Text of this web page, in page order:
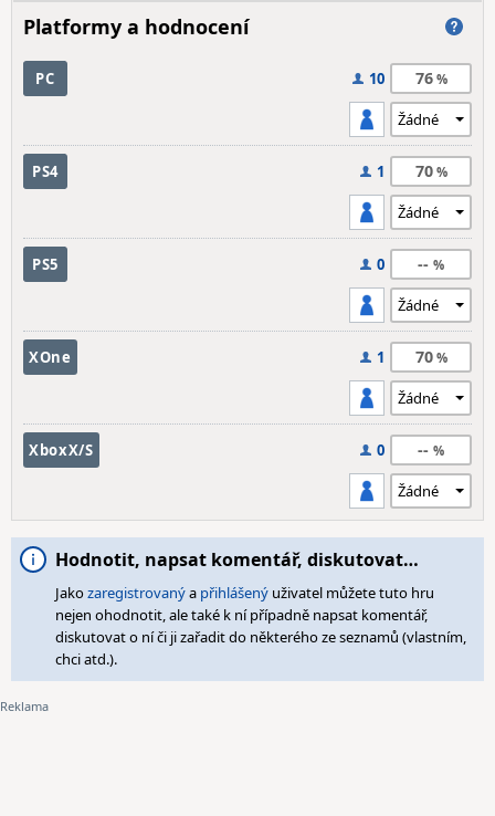
Platformy a hodnocení
PC 10 76
PS4 1 70
PS5 0 --
XOne 1 70
XboxX/S 0 --
Hodnotit, napsat komentář, diskutovat…
Jakozaregistrovanýa přihlášený uživatel můžete tuto hru
nejen ohodnotit, ale také k ní případně napsat komentář,
diskutovat o ní či ji zařadit do některého ze seznamů (vlastním,
chci atd.).